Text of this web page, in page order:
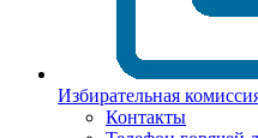
Избирательная
Контакты